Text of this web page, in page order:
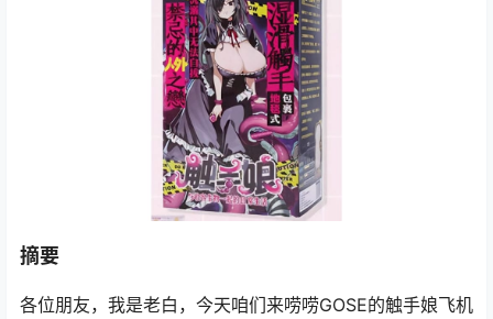
摘要
各位朋友，我是老白，今天咱们来唠唠GOSE的触手娘飞机